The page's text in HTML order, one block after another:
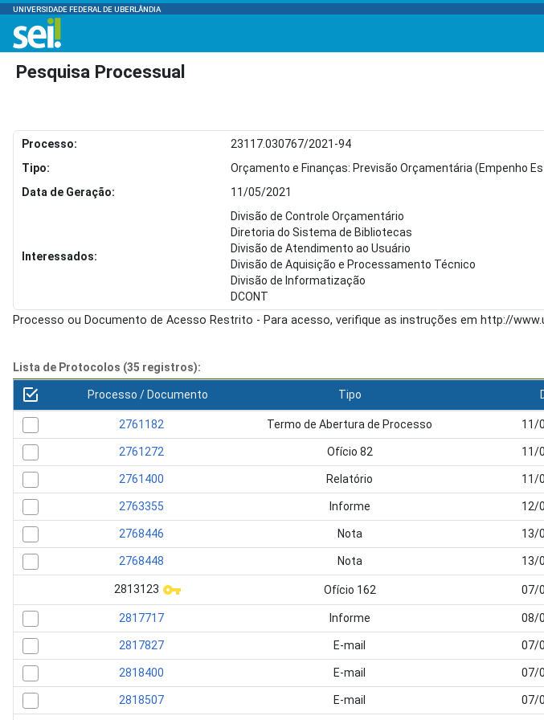
UNIVERSIDADE FEDERAL DE UBERLÂNDIA
Pesquisa Processual
Processo:
23117.030767/2021-94
Tipo:
Orçamento e Finanças: Previsão Orçamentária (Empenho
Data de Geração:
11/05/2021
Interessados:
Divisão de Controle Orçamentário
Diretoria do Sistema de Bibliotecas
Divisão de Atendimento ao Usuário
Divisão de Aquisição e Processamento Técnico
Divisão de Informatização
DCONT
Processo ou Documento de Acesso Restrito - Para acesso, verifique as instruções em http://
Lista de Protocolos (35 registros):
Processo / Documento Tipo
2761182 Termo de Abertura de Processo 11/
2761272 Ofício 82 11/
2761400 Relatório 11/
2763355 Informe 12/
2768446 Nota 13/
2768448 Nota 13/
2813123 Ofício 162 07/
2817717 Informe 08/
2817827 E-mail 07/
2818400 E-mail 07/
2818507 E-mail 07/